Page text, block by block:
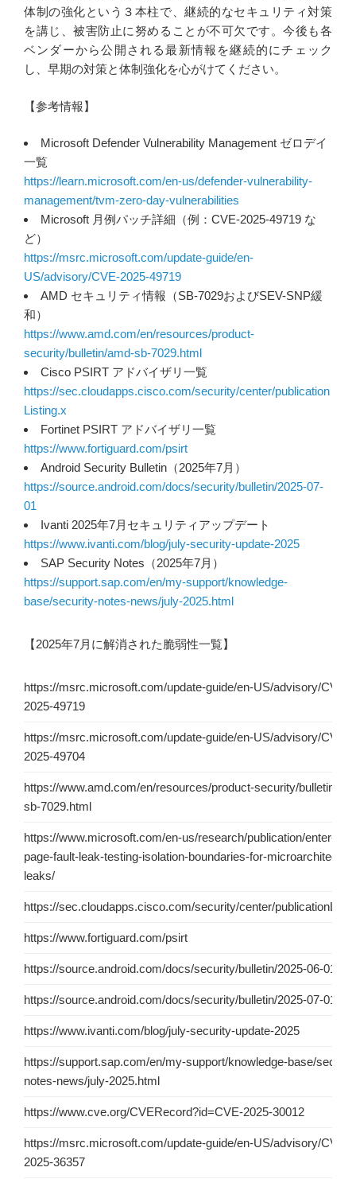
体制の強化という３本柱で、継続的なセキュリティ対策
を講じ、被害防止に努めることが不可欠です。今後も各
ベンダーから公開される最新情報を継続的にチェック
し、早期の対策と体制強化を心がけてください。
【参考情報】
Microsoft Defender Vulnerability Management ゼロデイ
一覧
https://learn.microsoft.com/en-us/defender-vulnerability-
management/tvm-zero-day-vulnerabilities
Microsoft 月例パッチ詳細（例：CVE-2025-49719 な
ど）
https://msrc.microsoft.com/update-guide/en-
US/advisory/CVE-2025-49719
AMD セキュリティ情報（SB-7029およびSEV-SNP緩
和）
https://www.amd.com/en/resources/product-
security/bulletin/amd-sb-7029.html
Cisco PSIRT アドバイザリ一覧
https://sec.cloudapps.cisco.com/security/center/publication
Listing.x
Fortinet PSIRT アドバイザリ一覧
https://www.fortiguard.com/psirt
Android Security Bulletin（2025年7月）
https://source.android.com/docs/security/bulletin/2025-07-
01
Ivanti 2025年7月セキュリティアップデート
https://www.ivanti.com/blog/july-security-update-2025
SAP Security Notes（2025年7月）
https://support.sap.com/en/my-support/knowledge-
base/security-notes-news/july-2025.html
【2025年7月に解消された脆弱性一覧】
https://msrc.microsoft.com/update-guide/en-US/advisory/CVE-
2025-49719
https://msrc.microsoft.com/update-guide/en-US/advisory/CVE-
2025-49704
https://www.amd.com/en/resources/product-security/bulletin/
sb-7029.html
https://www.microsoft.com/en-us/research/publication/enter-
page-fault-leak-testing-isolation-boundaries-for-
leaks/
https://sec.cloudapps.cisco.com/security/center/
https://www.fortiguard.com/psirt
https://source.android.com/docs/security/bulletin/2025-06-01
https://source.android.com/docs/security/bulletin/2025-07-01
https://www.ivanti.com/blog/july-security-update-2025
https://support.sap.com/en/my-support/knowledge-base/
notes-news/july-2025.html
https://www.cve.org/CVERecord?id=CVE-2025-30012
https://msrc.microsoft.com/update-guide/en-US/advisory/CVE-
2025-36357